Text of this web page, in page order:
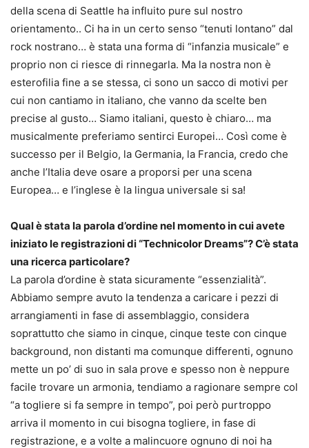
della scena di Seattle ha influito pure sul nostro
orientamento.. Ci ha in un certo senso “tenuti lontano” dal
rock nostrano… è stata una forma di “infanzia musicale” e
proprio non ci riesce di rinnegarla. Ma la nostra non è
esterofilia fine a se stessa, ci sono un sacco di motivi per
cui non cantiamo in italiano, che vanno da scelte ben
precise al gusto… Siamo italiani, questo è chiaro… ma
musicalmente preferiamo sentirci Europei… Così come è
successo per il Belgio, la Germania, la Francia, credo che
anche l’Italia deve osare a proporsi per una scena
Europea… e l’inglese è la lingua universale si sa!
Qual è stata la parola d’ordine nel momento in cui avete
iniziato le registrazioni di “Technicolor Dreams”? C’è stata
una ricerca particolare?
La parola d’ordine è stata sicuramente “essenzialità”.
Abbiamo sempre avuto la tendenza a caricare i pezzi di
arrangiamenti in fase di assemblaggio, considera
soprattutto che siamo in cinque, cinque teste con cinque
background, non distanti ma comunque differenti, ognuno
mette un po’ di suo in sala prove e spesso non è neppure
facile trovare un armonia, tendiamo a ragionare sempre col
“a togliere si fa sempre in tempo”, poi però purtroppo
arriva il momento in cui bisogna togliere, in fase di
registrazione, e a volte a malincuore ognuno di noi ha